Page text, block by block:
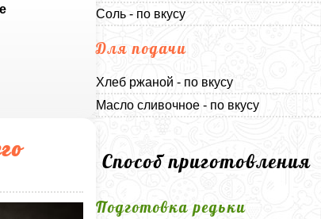
Соль - по вкусу
Для подачи
Хлеб ржаной - по вкусу
Масло сливочное - по вкусу
Способ приготовления
Подготовка редьки